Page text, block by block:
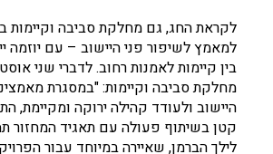
לקראת החג, גם מחלקת סביבה וקיימות
למאמץ לשיפור פני היישוב – עם יוזמה
בין קיימות לאמנות רחוב. לדברי שני
מחלקת סביבה וקיימות: "במסגרת
היישוב ולעודד קהילה ירוקה ומקיימת,
קטן בשיתוף פעולה עם תאגיד המחזור
לילך הברמן, שאיירה במיוחד עבור